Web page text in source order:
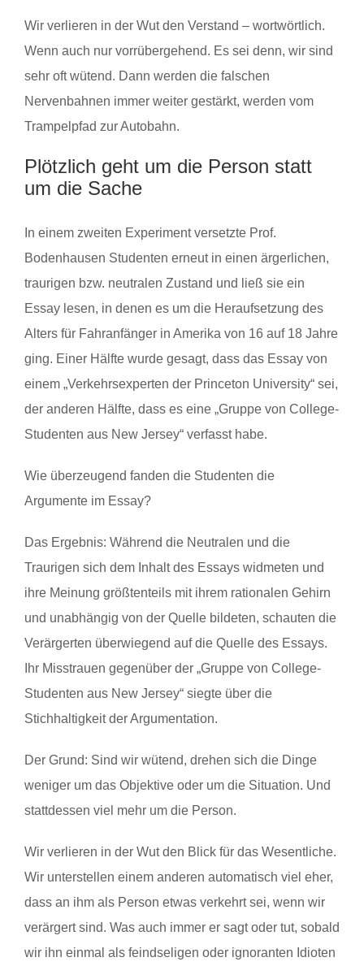
Wir verlieren in der Wut den Verstand – wortwörtlich.
Wenn auch nur vorrübergehend. Es sei denn, wir sind
sehr oft wütend. Dann werden die falschen
Nervenbahnen immer weiter gestärkt, werden vom
Trampelpfad zur Autobahn.
Plötzlich geht um die Person statt
um die Sache
In einem zweiten Experiment versetzte Prof.
Bodenhausen Studenten erneut in einen ärgerlichen,
traurigen bzw. neutralen Zustand und ließ sie ein
Essay lesen, in denen es um die Heraufsetzung des
Alters für Fahranfänger in Amerika von 16 auf 18 Jahre
ging. Einer Hälfte wurde gesagt, dass das Essay von
einem „Verkehrsexperten der Princeton University“ sei,
der anderen Hälfte, dass es eine „Gruppe von College-
Studenten aus New Jersey“ verfasst habe.
Wie überzeugend fanden die Studenten die
Argumente im Essay?
Das Ergebnis: Während die Neutralen und die
Traurigen sich dem Inhalt des Essays widmeten und
ihre Meinung größtenteils mit ihrem rationalen Gehirn
und unabhängig von der Quelle bildeten, schauten die
Verärgerten überwiegend auf die Quelle des Essays.
Ihr Misstrauen gegenüber der „Gruppe von College-
Studenten aus New Jersey“ siegte über die
Stichhaltigkeit der Argumentation.
Der Grund: Sind wir wütend, drehen sich die Dinge
weniger um das Objektive oder um die Situation. Und
stattdessen viel mehr um die Person.
Wir verlieren in der Wut den Blick für das Wesentliche.
Wir unterstellen einem anderen automatisch viel eher,
dass an ihm als Person etwas verkehrt sei, wenn wir
verärgert sind. Was auch immer er sagt oder tut, sobald
wir ihn einmal als feindseligen oder ignoranten Idioten